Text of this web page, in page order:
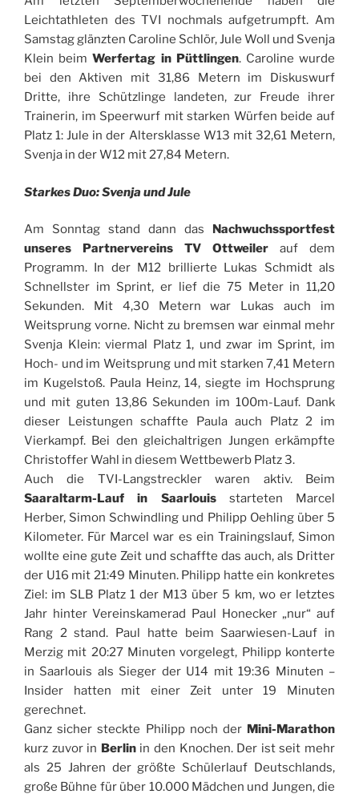
Leichtathleten des TVI nochmals aufgetrumpft. Am
Samstag glänzten Caroline Schlör, Jule Woll und Svenja
Klein beimWerfertag in Püttlingen. Caroline wurde
bei den Aktiven mit 31,86 Metern im Diskuswurf
Dritte, ihre Schützlinge landeten, zur Freude ihrer
Trainerin, im Speerwurf mit starken Würfen beide auf
Platz 1: Jule in der Altersklasse W13 mit 32,61 Metern,
Svenja in der W12 mit 27,84 Metern.
Starkes Duo: Svenja und Jule
Am Sonntag stand dann das
Nachwuchssportfest
unseres Partnervereins TV Ottweiler auf dem
Programm. In der M12 brillierte Lukas Schmidt als
Schnellster im Sprint, er lief die 75 Meter in 11,20
Sekunden. Mit 4,30 Metern war Lukas auch im
Weitsprung vorne. Nicht zu bremsen war einmal mehr
Svenja Klein: viermal Platz 1, und zwar im Sprint, im
Hoch- und im Weitsprung und mit starken 7,41 Metern
im Kugelstoß. Paula Heinz, 14, siegte im Hochsprung
und mit guten 13,86 Sekunden im 100m-Lauf. Dank
dieser Leistungen schaffte Paula auch Platz 2 im
Vierkampf. Bei den gleichaltrigen Jungen erkämpfte
Christoffer Wahl in diesem Wettbewerb Platz 3.
Auch die TVI-Langstreckler waren aktiv. Beim
Saaraltarm-Lauf in Saarlouisstarteten Marcel
Herber, Simon Schwindling und Philipp Oehling über 5
Kilometer. Für Marcel war es ein Trainingslauf, Simon
wollte eine gute Zeit und schaffte das auch, als Dritter
der U16 mit 21:49 Minuten. Philipp hatte ein konkretes
Ziel: im SLB Platz 1 der M13 über 5 km, wo er letztes
Jahr hinter Vereinskamerad Paul Honecker „nur“ auf
Rang 2 stand. Paul hatte beim Saarwiesen-Lauf in
Merzig mit 20:27 Minuten vorgelegt, Philipp konterte
in Saarlouis als Sieger der U14 mit 19:36 Minuten –
Insider hatten mit einer Zeit unter 19 Minuten
gerechnet.
Ganz sicher steckte Philipp noch der Mini-Marathon
kurz zuvor in Berlinin den Knochen. Der ist seit mehr
als 25 Jahren der größte Schülerlauf Deutschlands,
große Bühne für über 10.000 Mädchen und Jungen, die